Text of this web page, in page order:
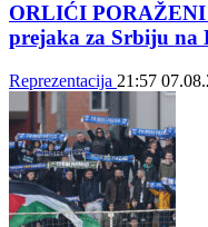
ORLIĆI
prejaka za Srbiju na
Reprezentacija 21:57